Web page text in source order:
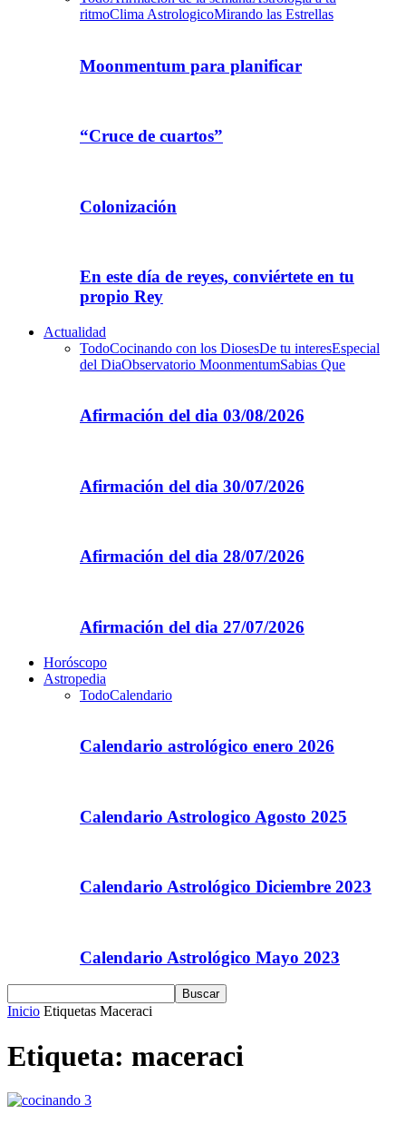
ritmoClima AstrologicoMirando las Estrellas
Moonmentum para planificar
“Cruce de cuartos”
Colonización
En este día de reyes, conviértete en tu
propio Rey
Actualidad
TodoCocinando con los DiosesDe tu interesEspecial
del DiaObservatorio MoonmentumSabias Que
Afirmación del dia 03/08/2026
Afirmación del dia 30/07/2026
Afirmación del dia 28/07/2026
Afirmación del dia 27/07/2026
Horóscopo
Astropedia
TodoCalendario
Calendario astrológico enero 2026
Calendario Astrologico Agosto 2025
Calendario Astrológico Diciembre 2023
Calendario Astrológico Mayo 2023
Inicio Etiquetas Maceraci
Etiqueta: maceraci